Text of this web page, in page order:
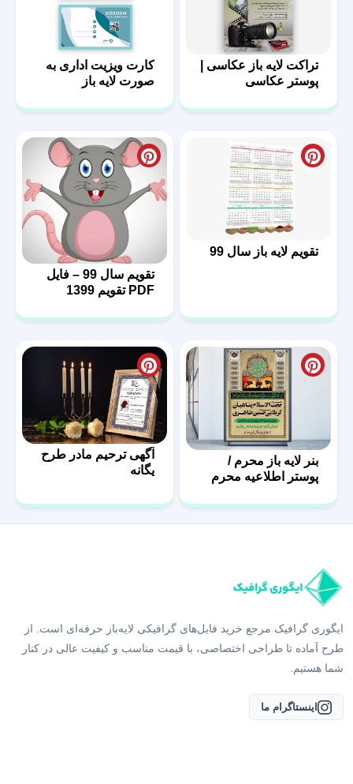
تراکت لایه باز عکاسی |
پوستر عکاسی
کارت ویزیت اداری به
صورت لایه باز
تقویم لایه باز سال 99
تقویم سال 99 – فایل
PDF تقویم 1399
بنر لایه باز محرم /
پوستر اطلاعیه محرم
آگهی ترحیم مادر طرح
یگانه
ایگوری گرافیک مرجع خرید فایل‌های گرافیکی لایه‌باز حرفه‌ای است. از
طرح آماده تا طراحی اختصاصی، با قیمت مناسب و کیفیت عالی در کنار
شما هستیم.
اینستاگرام ما